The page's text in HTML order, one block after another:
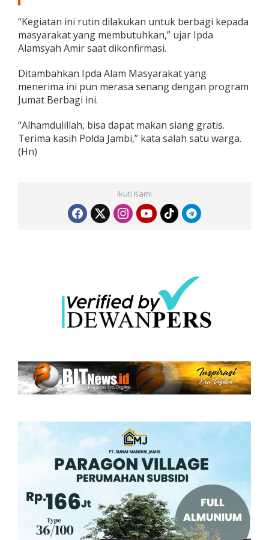
e
p
a
d
M
a
s
y
r
a
“Kegiatan ini rutin dilakukan untuk berbagi kepada
masyarakat yang membutuhkan,” ujar Ipda
Alamsyah Amir saat dikonfirmasi.
Ditambahkan Ipda Alam Masyarakat yang
menerima ini pun merasa senang dengan program
Jumat Berbagi ini.
“Alhamdulillah, bisa dapat makan siang gratis.
Terima kasih Polda Jambi,” kata salah satu warga.
(Hn)
Ikuti Kami